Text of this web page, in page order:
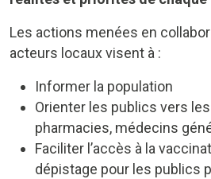
Les actions menées en
acteurs locaux visent à :
Informer la population
Orienter les publics vers
pharmacies, médecins
Faciliter l’accès à la
dépistage pour les publics